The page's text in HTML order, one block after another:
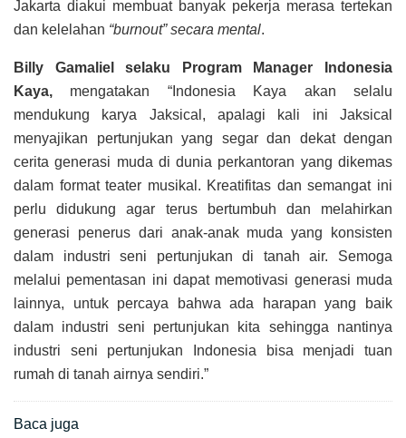
Jakarta diakui membuat banyak pekerja merasa tertekan
dan kelelahan “burnout” secara mental.
Billy Gamaliel selaku Program Manager Indonesia
Kaya, mengatakan “Indonesia Kaya akan selalu
mendukung karya Jaksical, apalagi kali ini Jaksical
menyajikan pertunjukan yang segar dan dekat dengan
cerita generasi muda di dunia perkantoran yang dikemas
dalam format teater musikal. Kreatifitas dan semangat ini
perlu didukung agar terus bertumbuh dan melahirkan
generasi penerus dari anak-anak muda yang konsisten
dalam industri seni pertunjukan di tanah air. Semoga
melalui pementasan ini dapat memotivasi generasi muda
lainnya, untuk percaya bahwa ada harapan yang baik
dalam industri seni pertunjukan kita sehingga nantinya
industri seni pertunjukan Indonesia bisa menjadi tuan
rumah di tanah airnya sendiri.”
Baca juga